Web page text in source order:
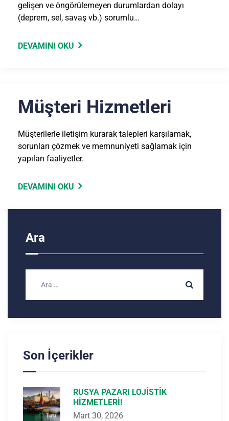
gelişen ve öngörülemeyen durumlardan dolayı
(deprem, sel, savaş vb.) sorumlu…
DEVAMINI OKU
Müşteri Hizmetleri
Müşterilerle iletişim kurarak talepleri karşılamak,
sorunları çözmek ve memnuniyeti sağlamak için
yapılan faaliyetler.
DEVAMINI OKU
Ara
Son İçerikler
RUSYA PAZARI LOJISTIK
HIZMETLERI!
Mart 30, 2026